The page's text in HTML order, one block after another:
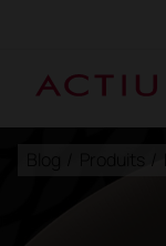
/